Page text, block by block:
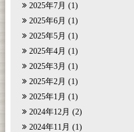
2025年7月 (1)
2025年6月 (1)
2025年5月 (1)
2025年4月 (1)
2025年3月 (1)
2025年2月 (1)
2025年1月 (1)
2024年12月 (2)
2024年11月 (1)